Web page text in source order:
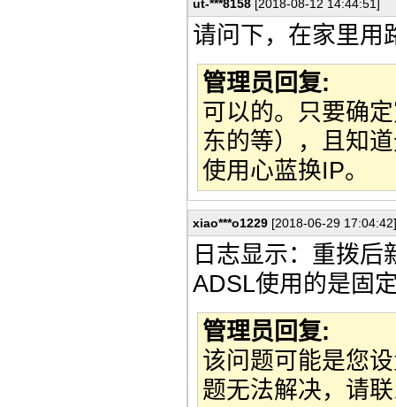
ut-***8158 [2018-08-12 14:44:51]
请问下，在家里用
管理员回复:
可以的。只要确
东的等），且知
使用心蓝换IP。
xiao***o1229 [2018-06-29 17:04:42]
日志显示：重拨
ADSL使用的是固
管理员回复:
该问题可能是您
题无法解决，请